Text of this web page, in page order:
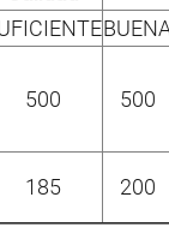
500 500
185 200